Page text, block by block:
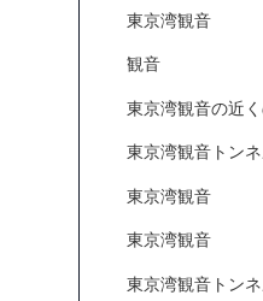
東京湾観音
観音
東京湾観音の近
東京湾観音トン
東京湾観音
東京湾観音
東京湾観音トン